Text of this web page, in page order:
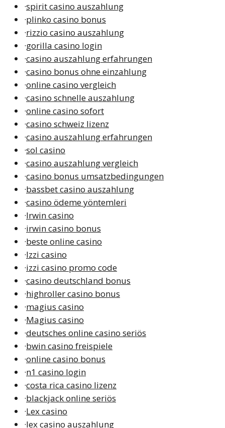
·spirit casino auszahlung
·plinko casino bonus
·rizzio casino auszahlung
·gorilla casino login
·casino auszahlung erfahrungen
·casino bonus ohne einzahlung
·online casino vergleich
·casino schnelle auszahlung
·online casino sofort
·casino schweiz lizenz
·casino auszahlung erfahrungen
·sol casino
·casino auszahlung vergleich
·casino bonus umsatzbedingungen
·bassbet casino auszahlung
·casino ödeme yöntemleri
·Irwin casino
·irwin casino bonus
·beste online casino
·Izzi casino
·izzi casino promo code
·casino deutschland bonus
·highroller casino bonus
·magius casino
·Magius casino
·deutsches online casino seriös
·bwin casino freispiele
·online casino bonus
·n1 casino login
·costa rica casino lizenz
·blackjack online seriös
·Lex casino
·lex casino auszahlung